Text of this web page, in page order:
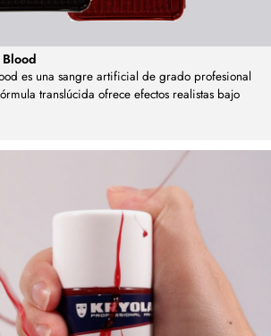
es una sangre artificial de grado profesional
translúcida ofrece efectos realistas bajo